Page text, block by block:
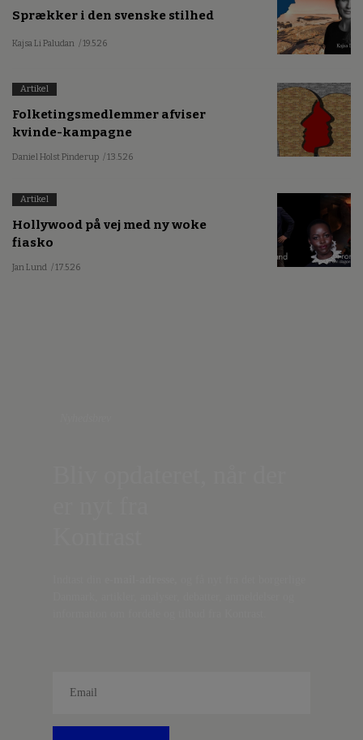
Sprækker i den svenske stilhed
Kajsa Li Paludan / 19.5.26
Artikel
Folketingsmedlemmer afviser
kvinde-kampagne
Daniel Holst Pinderup / 13.5.26
Artikel
Hollywood på vej med ny woke
fiasko
Jan Lund / 17.5.26